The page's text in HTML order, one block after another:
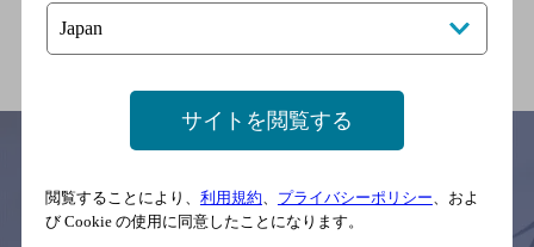
サイトマップ ご意見・ご感想
サイトを閲覧する
閲覧することにより、 利用規約 プライバシーポリシー 、およ
び Cookie の使用に同意したことになります。